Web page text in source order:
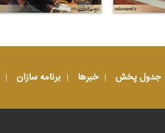
جدول پخش خبرها برنامه سازان